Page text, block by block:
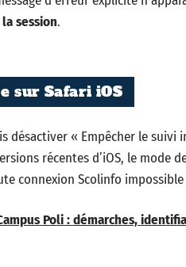
session.
sur Safari iOS
désactiver « Empêcher le
récentes d’iOS, le mode
connexion Scolinfo
Poli : démarches,